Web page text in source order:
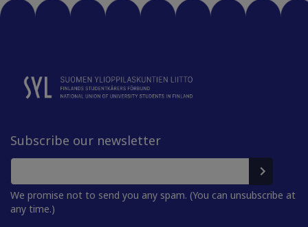
Subscribe our newsletter
We promise not to send you any spam. (You can unsubscribe at
any time.)